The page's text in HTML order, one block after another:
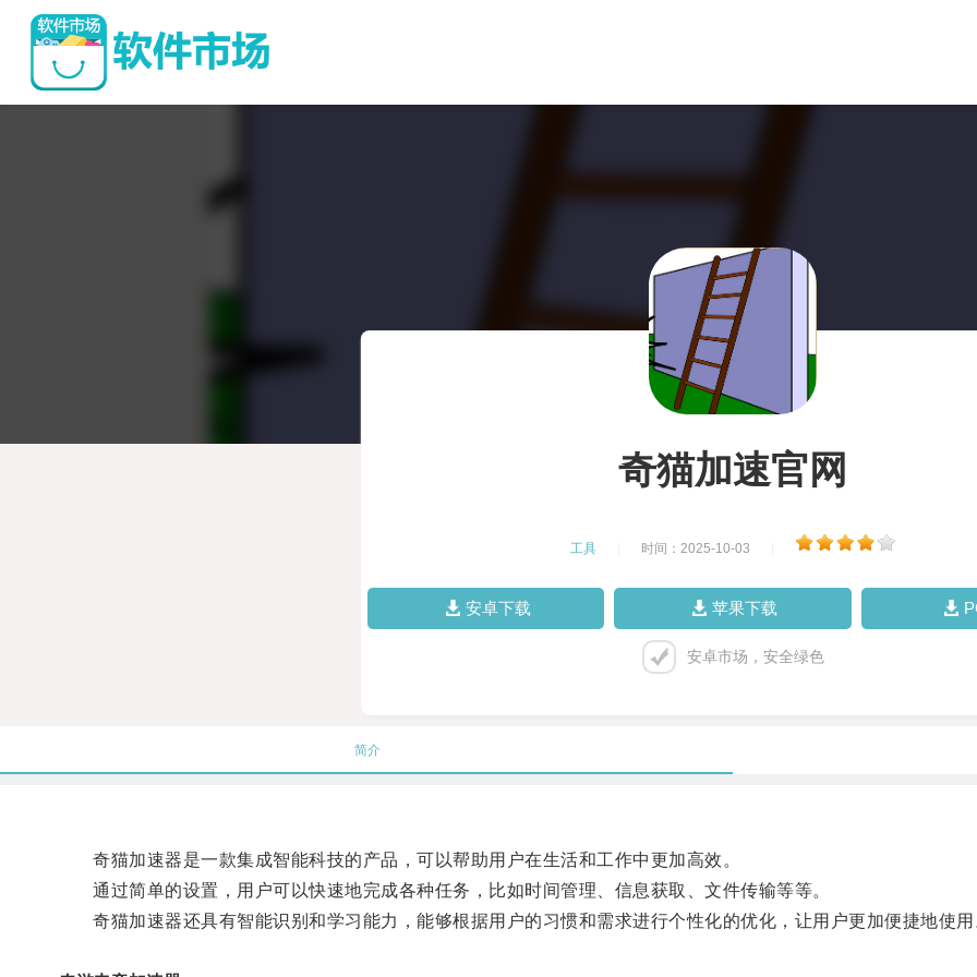
奇猫加速官网
工具 时间：2025-10-03
安卓下载 苹果下载
安卓市场，安全绿色
简介
奇猫加速器是一款集成智能科技的产品，可以帮助用户在生活和工作中更加高效。
通过简单的设置，用户可以快速地完成各种任务，比如时间管理、信息获取、文件传输等等。
奇猫加速器还具有智能识别和学习能力，能够根据用户的习惯和需求进行个性化的优化，让用户更加便捷地使用